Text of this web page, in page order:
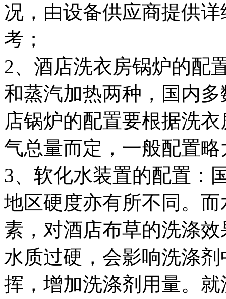
况，由设备供应商提供
考；
2、酒店洗衣房锅炉的配
和蒸汽加热两种，国内
店锅炉的配置要根据洗
气总量而定，一般配置
3、软化水装置的配置：
地区硬度亦有所不同。
素，对酒店布草的洗涤
水质过硬，会影响洗涤
挥，增加洗涤剂用量。